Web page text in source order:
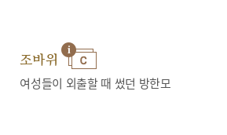
조바위
여성들이 외출할 때 썼던 방한모